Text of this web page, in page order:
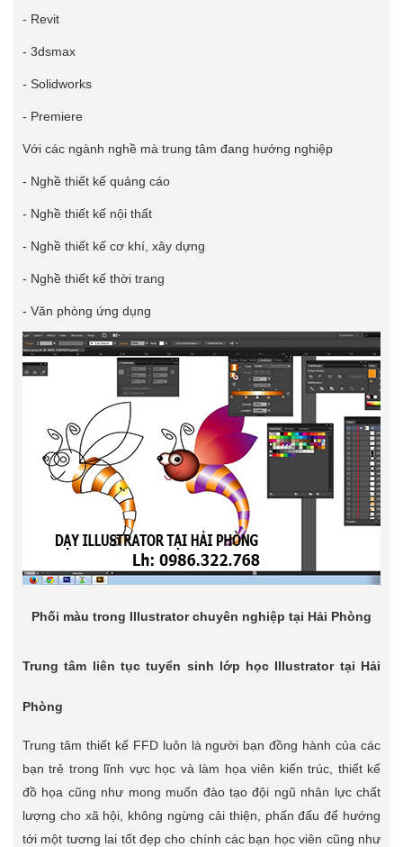
- Revit
- 3dsmax
- Solidworks
- Premiere
Với các ngành nghề mà trung tâm đang hướng nghiệp
- Nghề thiết kế quảng cáo
- Nghề thiết kế nội thất
- Nghề thiết kế cơ khí, xây dựng
- Nghề thiết kế thời trang
- Văn phòng ứng dụng
Phối màu trong Illustrator chuyên nghiệp tại Hải Phòng
Trung tâm liên tục tuyển sinh lớp học Illustrator tại Hải
Phòng
Trung tâm thiết kế FFD luôn là người bạn đồng hành của các
bạn trẻ trong lĩnh vực học và làm họa viên kiến trúc, thiết kế
đồ họa cũng như mong muốn đào tạo đội ngũ nhân lực chất
lượng cho xã hội, không ngừng cải thiện, phấn đấu để hướng
tới một tương lai tốt đẹp cho chính các bạn học viên cũng như